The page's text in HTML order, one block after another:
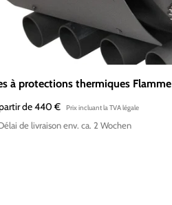
à protections thermiques Flamme
de 440 €
de livraison env. ca. 2 Wochen